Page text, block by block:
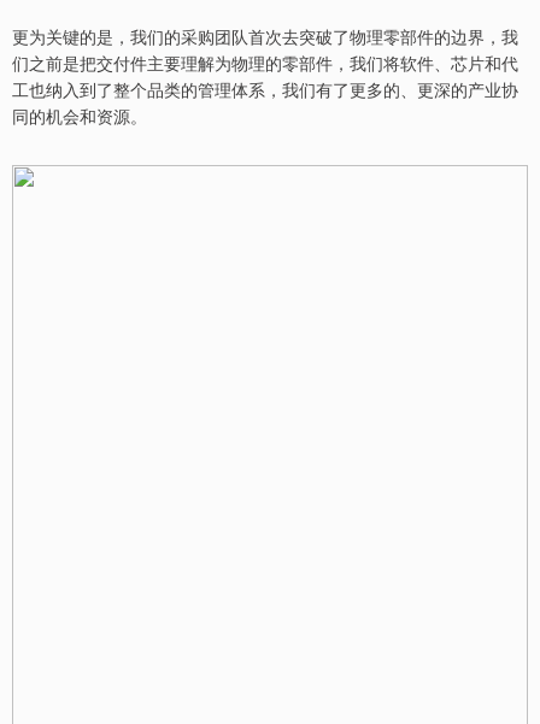
更为关键的是，我们的采购团队首次去突破了物理零部件的边界，我
们之前是把交付件主要理解为物理的零部件，我们将软件、芯片和代
工也纳入到了整个品类的管理体系，我们有了更多的、更深的产业协
同的机会和资源。